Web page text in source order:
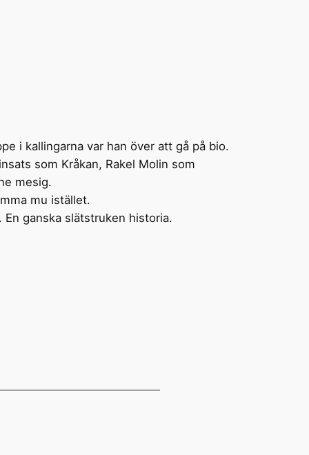
i kallingarna var han över att gå på bio.
som Kråkan, Rakel Molin som
mesig.
mu istället.
ganska slätstruken historia.